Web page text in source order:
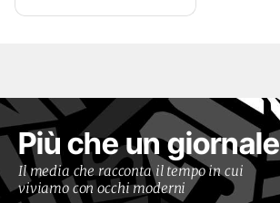
Più che un giornale
Il media che racconta il tempo in cui
viviamo con occhi moderni